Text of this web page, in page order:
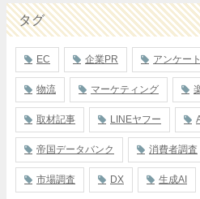
タグ
EC 企業PR アンケー
物流 マーケティング
取材記事 LINEヤフー
帝国データバンク 消費者調査
市場調査 DX 生成AI